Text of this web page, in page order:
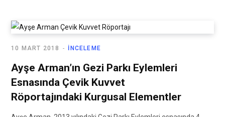
İNCELEME
10 MART 2018
Ayşe Arman’ın Gezi Parkı Eylemleri
Esnasında Çevik Kuvvet
Röportajındaki Kurgusal Elementler